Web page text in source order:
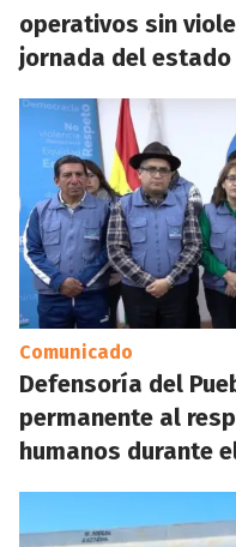
operativos sin
jornada del estado
Comunicado
Defensoría del
permanente al
humanos durante